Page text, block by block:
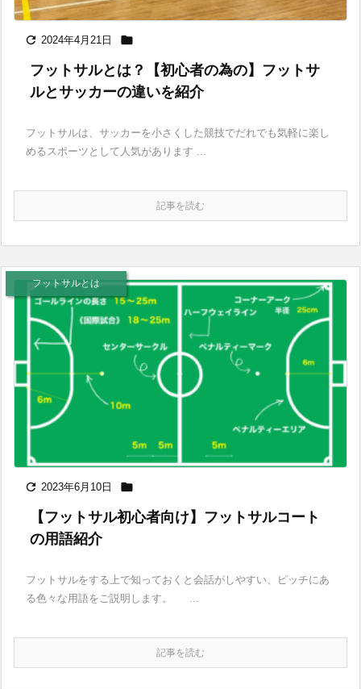
 2024年4月21日 
フットサルとは？【初心者の為の】フットサ
ルとサッカーの違いを紹介
フットサルは、サッカーを小さくした競技でだれでも気軽に楽し
めるスポーツとして人気があります ...
記事を読む
 2023年6月10日 
フットサルとは
【フットサル初心者向け】フットサルコート
の用語紹介
フットサルをする上で知っておくと会話がしやすい、ピッチにあ
る色々な用語をご説明します。 ...
記事を読む